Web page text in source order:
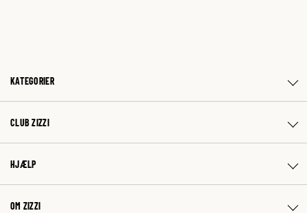
KATEGORIER
CLUB ZIZZI
HJÆLP
OM ZIZZI